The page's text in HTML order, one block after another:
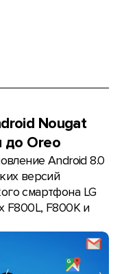
Nougat
до Oreo
Android 8.0
версий
смартфона LG
F800L, F800K и